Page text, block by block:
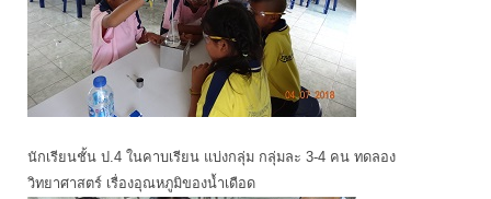
นักเรียนชั้น ป.4 ในคาบเรียน แบ่งกลุ่ม กลุ่มละ 3-4 คน ทดลอง
วิทยาศาสตร์ เรื่องอุณหภูมิของน้ำเดือด